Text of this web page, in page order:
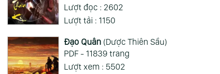
Lượt đọc : 2602
Lượt tải : 1150
Đạo Quân(Dược Thiên Sầu)
PDF - 11839 trang
Lượt xem : 5502